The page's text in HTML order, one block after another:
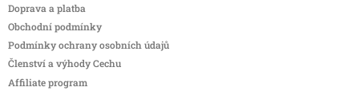
Doprava a platba
Obchodní podmínky
Podmínky ochrany osobních údajů
Členství a výhody Cechu
Affiliate program